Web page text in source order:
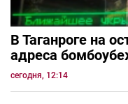
В Таганроге на
адреса
сегодня, 12:14